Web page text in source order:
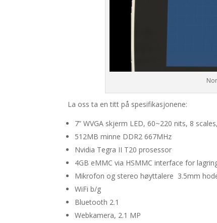
La oss ta en titt på spesifikasjonene:
7” WVGA skjerm LED, 60~220 nits, 8
512MB minne DDR2 667MHz
Nvidia Tegra II T20 prosessor
4GB eMMC via HSMMC interface for
Mikrofon og stereo høyttalere 3.5mm
WiFi b/g
Bluetooth 2.1
Webkamera, 2.1 MP